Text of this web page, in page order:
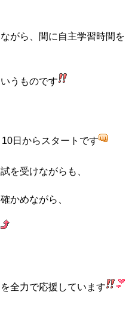
がら、間に自主学習時間を
うものです
日からスタートです
を受けながらも、
かめながら、
全力で応援しています